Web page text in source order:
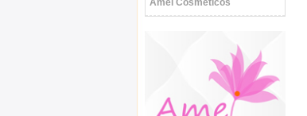
Amei Cosméticos